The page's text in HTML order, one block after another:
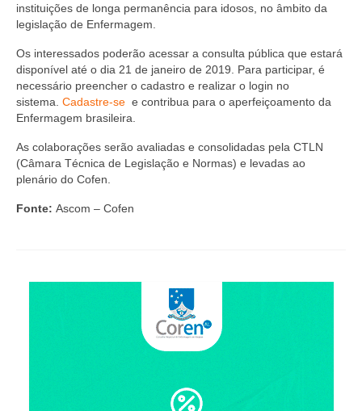
Eleições
Eleições Triênio 2027-2029
Eleições 2023
Eleições Anteriores
Agenda do presidente
Responsabilidade Técnica
instituições de longa permanência para idosos, no âmbito da
legislação de Enfermagem.
Os interessados poderão acessar a consulta pública que estará
disponível até o dia 21 de janeiro de 2019. Para participar, é
necessário preencher o cadastro e realizar o login no
sistema. Cadastre-se e contribua para o aperfeiçoamento da
Enfermagem brasileira.
As colaborações serão avaliadas e consolidadas pela CTLN
(Câmara Técnica de Legislação e Normas) e levadas ao
plenário do Cofen.
Fonte: Ascom – Cofen